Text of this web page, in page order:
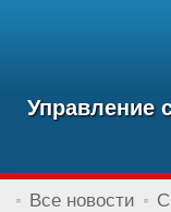
Управление
Все новости